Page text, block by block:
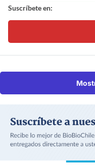
Suscríbete en: